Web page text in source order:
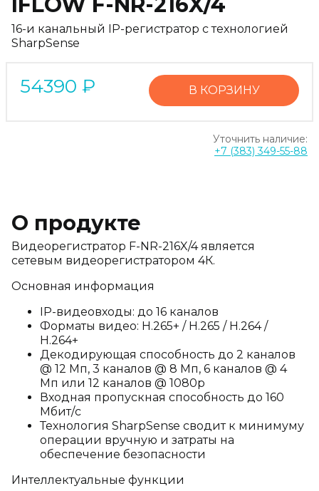
16-и канальный IP-регистратор c технологией
SharpSense
54390 ₽ В КОРЗИНУ
Уточнить наличие:
+7 (383) 349-55-88
О продукте
Видеорегистратор F-NR-216X/4 является
сетевым видеорегистратором 4К.
Основная информация
IP-видеовходы: до 16 каналов
Форматы видео: H.265+ / H.265 / H.264 /
H.264+
Декодирующая способность до 2 каналов
@ 12 Мп, 3 каналов @ 8 Мп, 6 каналов @ 4
Мп или 12 каналов @ 1080p
Входная пропускная способность до 160
Мбит/с
Технология SharpSense сводит к минимуму
операции вручную и затраты на
обеспечение безопасности
Интеллектуальные функции